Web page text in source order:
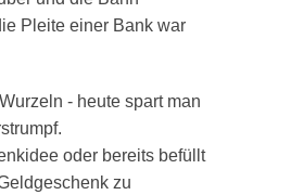
Pleite einer Bank war
- heute spart man
oder bereits befüllt
zu